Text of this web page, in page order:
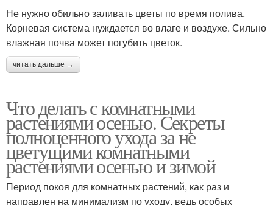
Не нужно обильно заливать цветы по время полива.
Корневая система нуждается во влаге и воздухе. Сильно
влажная почва может погубить цветок.
читать дальше →
Что делать с комнатными
растениями осенью. Секреты
полноценного ухода за не
цветущими комнатными
растениями осенью и зимой
Период покоя для комнатных растений, как раз и
направлен на минимализм по уходу, ведь особых